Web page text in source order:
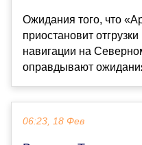
Ожидания того, что
приостановит
навигации на
оправдывают
06:23, 18 Фев